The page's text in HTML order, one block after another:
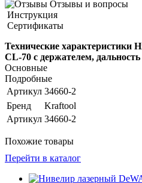
Отзывы и вопросы
Инструкция
Сертификаты
Технические характеристики
CL-70 с держателем,
Основные
Подробные
Артикул 34660-2
Бренд
Kraftool
Артикул 34660-2
Похожие товары
Перейти в каталог